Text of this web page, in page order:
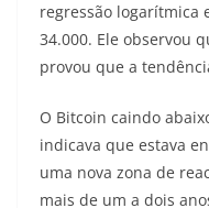
regressão logarítmica
34.000. Ele observou
provou que a
O Bitcoin caindo
indicava que estava
uma nova zona de
mais de um a dois